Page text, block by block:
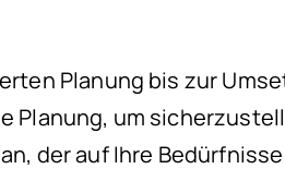
Planung bis zur
Planung, um
der auf Ihre